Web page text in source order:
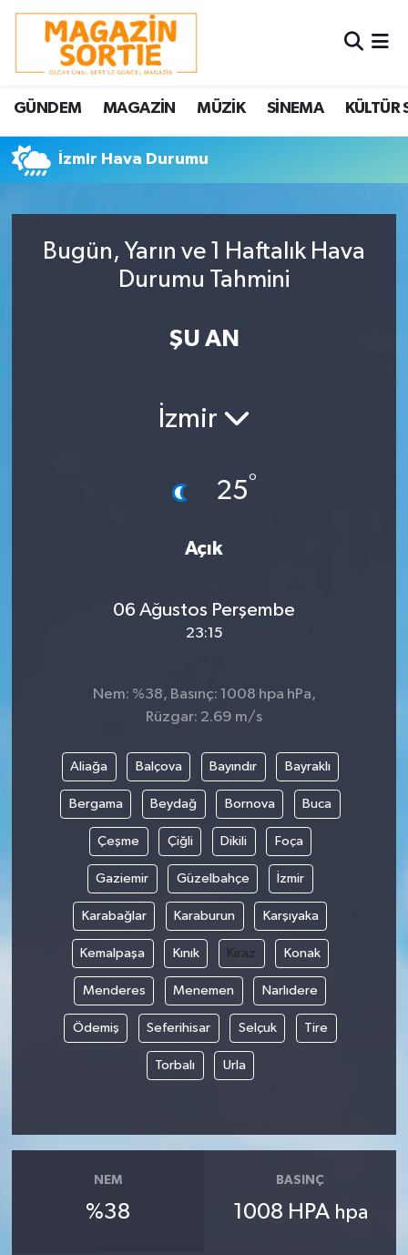
GÜNDEM MAGAZİN MÜZİK SİNEMA KÜLTÜR
İzmir Hava Durumu
Bugün, Yarın ve 1 Haftalık Hava
Durumu Tahmini
ŞU AN
İzmir
25°
Açık
06 Ağustos Perşembe
23:15
Nem: %38, Basınç: 1008 hpa hPa,
Rüzgar: 2.69 m/s
Aliağa Balçova Bayındır Bayraklı
Bergama Beydağ Bornova Buca
Çeşme Çiğli Dikili Foça
Gaziemir Güzelbahçe İzmir
Karabağlar Karaburun Karşıyaka
Kemalpaşa Kınık Kiraz Konak
Menderes Menemen Narlıdere
Ödemiş Seferihisar Selçuk Tire
Torbalı Urla
NEM
%38
BASINÇ
1008 HPA hpa
Nöbetçi Eczaneler
Hava Durumu
Trafik Durumu
Tüm Manşetler